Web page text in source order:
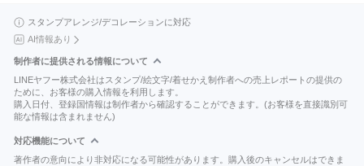
スタンプアレンジ/デコレーションに対応
AI情報あり
制作者に提供される情報について
LINEヤフー株式会社はスタンプ/絵文字/着せかえ制作者への売上レポートの提供の
ために、お客様の購入情報を利用します。
購入日付、登録国情報は制作者から確認することができます。(お客様を直接識別可
能な情報は含まれません)
対応機能について
著作者の意向により非対応になる可能性があります。購入後のキャンセルはできま